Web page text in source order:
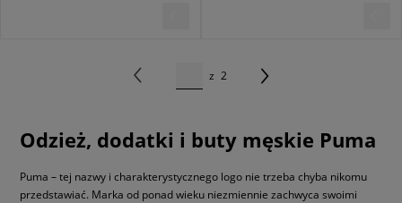
z 2
Odzież, dodatki i buty męskie Puma
Puma – tej nazwy i charakterystycznego logo nie trzeba chyba nikomu
przedstawiać. Marka od ponad wieku niezmiennie zachwyca swoimi